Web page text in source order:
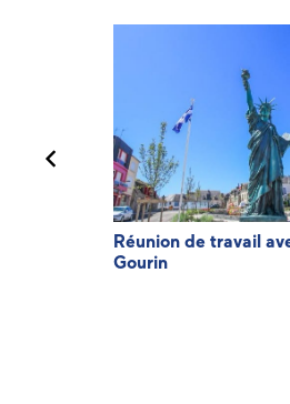
Réunion de travail
Gourin